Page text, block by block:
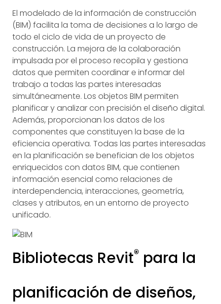
El modelado de la información de construcción
(BIM) facilita la toma de decisiones a lo largo de
todo el ciclo de vida de un proyecto de
construcción. La mejora de la colaboración
impulsada por el proceso recopila y gestiona
datos que permiten coordinar e informar del
trabajo a todas las partes interesadas
simultáneamente. Los objetos BIM permiten
planificar y analizar con precisión el diseño digital.
Además, proporcionan los datos de los
componentes que constituyen la base de la
eficiencia operativa. Todas las partes interesadas
en la planificación se benefician de los objetos
enriquecidos con datos BIM, que contienen
información esencial como relaciones de
interdependencia, interacciones, geometría,
clases y atributos, en un entorno de proyecto
unificado.
Bibliotecas Revit® para la
planificación de diseños,